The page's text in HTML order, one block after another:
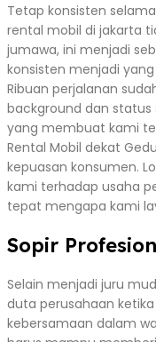
Tetap konsisten
rental mobil di jakarta
jumawa, ini menjadi
konsisten menjadi
Ribuan perjalanan
background dan status
yang membuat kami
Rental Mobil dekat
kepuasan konsumen.
kami terhadap usaha
tepat mengapa kami
Sopir
Selain menjadi juru
duta perusahaan
kebersamaan dalam